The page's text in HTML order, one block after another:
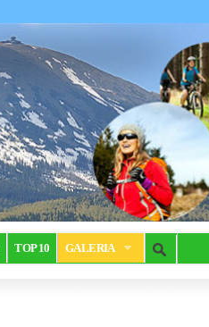
TOP 10 GALERIA